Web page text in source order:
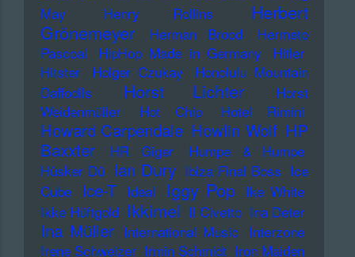
May
Henry Rollins
Herbert
Grönemeyer
Herman Brood
Hermeto
Pascoal
HipHop Made in Germany
Hitler
Hitster
Holger Czukay
Honolulu Mountain
Daffodils
Horst Lichter
Horst
Weidenmüller
Hot Chip Hotel Rimini
Howard Carpendale Howlin Wolf HP
Baxxter
HR Giger
Humpe & Humpe
Hüsker Dü Ian Dury Ibiza Final Boss Ice
Cube
Ice-T Ideal Iggy Pop Ike White
Ikke Hüftgold Ikkimel Il Civetto Ina Deter
Ina Müller International Music Interzone
Irene Schweizer Irmin Schmidt Iron Maiden